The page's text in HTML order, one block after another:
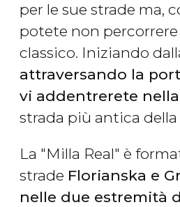
per le sue strade ma,
potete non
classico. Iniziando
attraversando la
vi addentrerete
strada più antica
La "Milla Real" è
strade Florianska e
nelle due estremità